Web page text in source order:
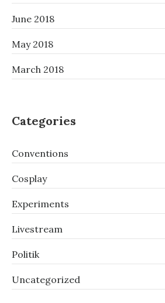
June 2018
May 2018
March 2018
Categories
Conventions
Cosplay
Experiments
Livestream
Politik
Uncategorized